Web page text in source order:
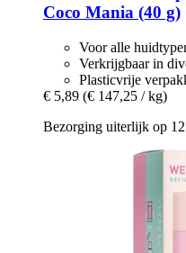
Coco Mania (40 g)
Voor alle
Verkrijgbaar in
Plasticvrije
€ 5,89 (€ 147,25 / kg)
Bezorging uiterlijk op